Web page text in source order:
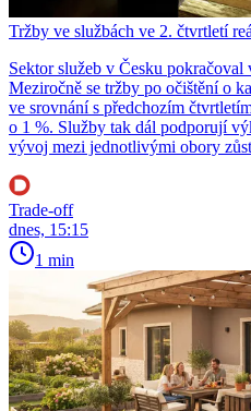
Tržby ve službách ve 2. čtvrtletí
Sektor služeb v Česku
Meziročně se tržby po očištění o
ve srovnání s předchozím
o 1 %. Služby tak dál podporují
vývoj mezi jednotlivými obory
Trade-off
dnes, 15:15
1 min